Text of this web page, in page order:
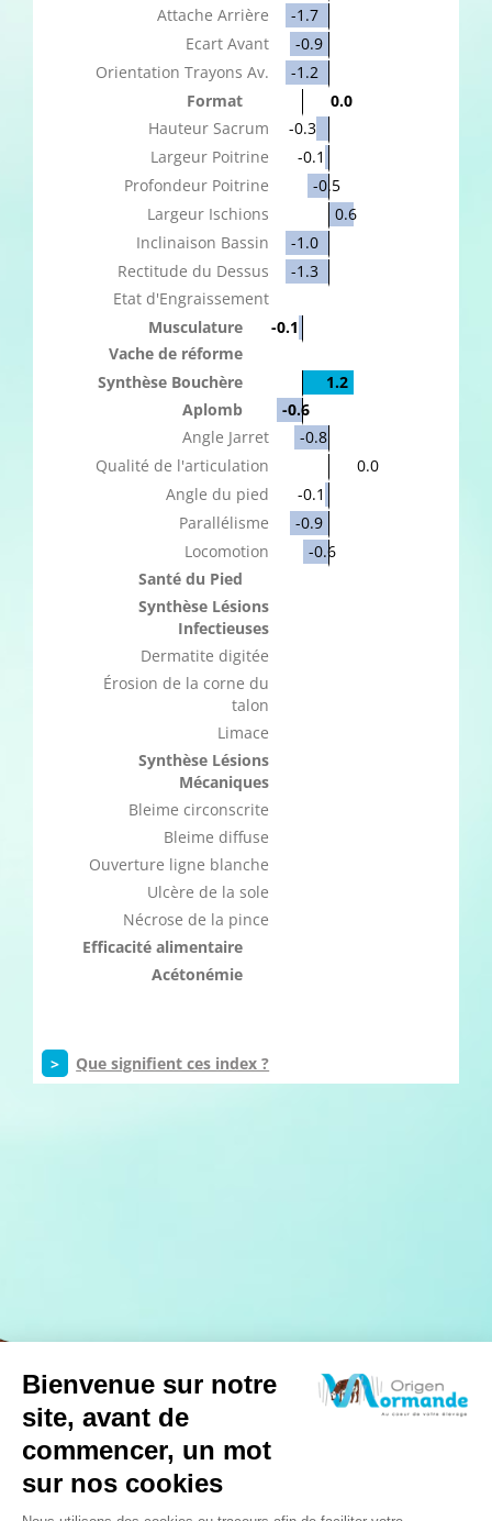
Attache Arrière
-1.7
Ecart Avant
-0.9
Orientation Trayons Av.
-1.2
Format
0.0
Hauteur Sacrum
-0.3
Largeur Poitrine
-0.1
Profondeur Poitrine
-0.5
Largeur Ischions
0.6
Inclinaison Bassin
-1.0
Rectitude du Dessus
-1.3
Etat d'Engraissement
Musculature
-0.1
Vache de réforme
Synthèse Bouchère
1.2
Aplomb
-0.6
Angle Jarret
-0.8
Qualité de l'articulation
0.0
Angle du pied
-0.1
Parallélisme
-0.9
Locomotion
-0.6
Santé du Pied
Synthèse Lésions
Infectieuses
Dermatite digitée
Érosion de la corne du
talon
Limace
Synthèse Lésions
Mécaniques
Bleime circonscrite
Bleime diffuse
Ouverture ligne blanche
Ulcère de la sole
Nécrose de la pince
Efficacité alimentaire
Acétonémie
> Que signifient ces index ?